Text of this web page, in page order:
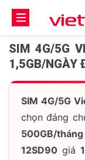
SIM 4G/5G
1,5GB/NGÀY
SIM 4G/5G
chọn đáng
500GB/tháng
12SD90 giá